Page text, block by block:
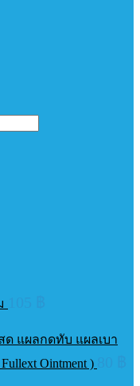
สด แผลกดทับ แผลเบา
Ointment )